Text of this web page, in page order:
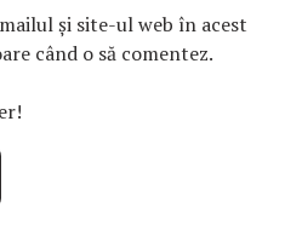
și site-ul web în acest
când o să comentez.